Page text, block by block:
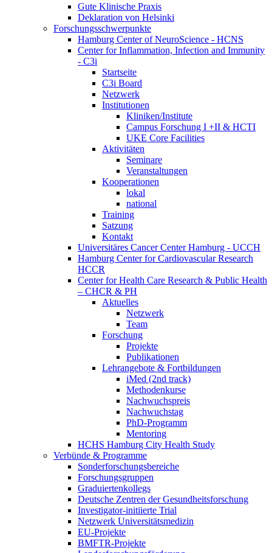
Gute Klinische Praxis
Deklaration von Helsinki
Forschungsschwerpunkte
Hamburg Center of NeuroScience - HCNS
Center for Inflammation, Infection and Immunity
- C3i
Startseite
C3i Board
Netzwerk
Institutionen
Kliniken/Institute
Campus Forschung I +II & HCTI
UKE Core Facilities
Aktivitäten
Seminare
Veranstaltungen
Kooperationen
lokal
national
Training
Satzung
Kontakt
Universitäres Cancer Center Hamburg - UCCH
Hamburg Center for Cardiovascular Research
HCCR
Center for Health Care Research & Public Health
– CHCR & PH
Aktuelles
Netzwerk
Team
Forschung
Projekte
Publikationen
Lehrangebote & Fortbildungen
iMed (2nd track)
Methodenkurse
Nachwuchspreis
Nachwuchstag
PhD-Programm
Mentoring
HCHS Hamburg City Health Study
Verbünde & Programme
Sonderforschungsbereiche
Forschungsgruppen
Graduiertenkollegs
Deutsche Zentren der Gesundheitsforschung
Investigator-initiierte Trial
Netzwerk Universitätsmedizin
EU-Projekte
BMFTR-Projekte